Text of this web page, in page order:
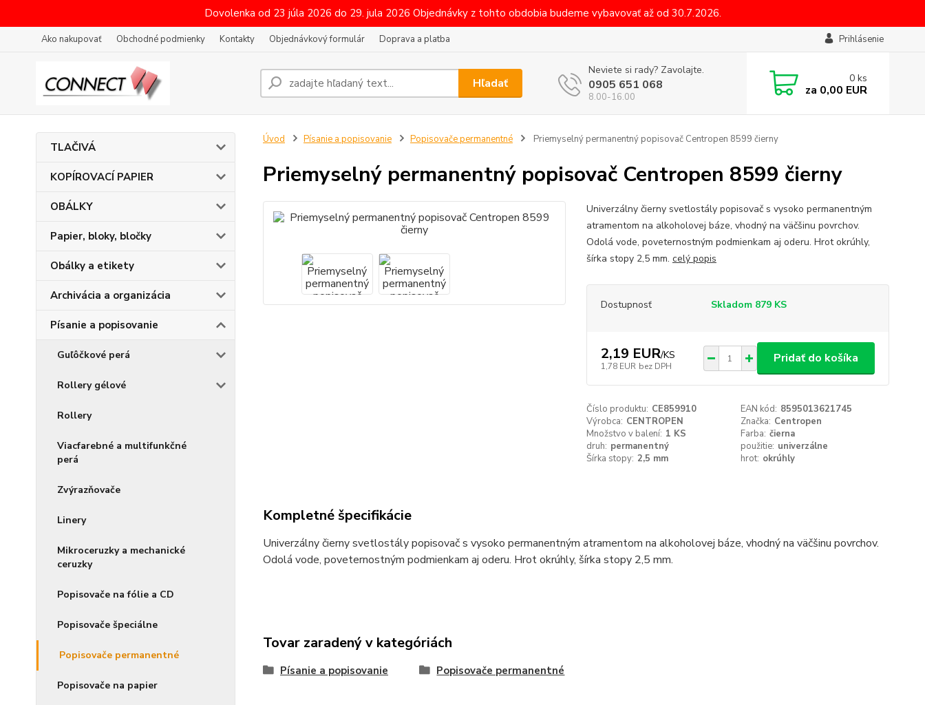
Dovolenka od 23 júla 2026 do 29. jula 2026 Objednávky z tohto obdobia budeme vybavovať až od 30.7.2026.
Ako nakupovať Obchodné podmienky Kontakty Objednávkový formulár Doprava a platba Prihlásenie
Hľadať
Neviete si rady? Zavolajte.
0905 651 068
8.00-16.00
0 ks
za 0,00 EUR
TLAČIVÁ
KOPÍROVACÍ PAPIER
OBÁLKY
Papier, bloky, bločky
Obálky a etikety
Archivácia a organizácia
Písanie a popisovanie
Guľôčkové perá
Rollery gélové
Rollery
Viacfarebné a multifunkčné
perá
Zvýrazňovače
Linery
Mikroceruzky a mechanické
ceruzky
Popisovače na fólie a CD
Popisovače špeciálne
Popisovače permanentné
Popisovače na papier
Úvod Písanie a popisovanie Popisovače permanentné Priemyselný permanentný popisovač Centropen 8599 čierny
Priemyselný permanentný popisovač Centropen 8599 čierny
Univerzálny čierny svetlostály popisovač s vysoko permanentným
atramentom na alkoholovej báze, vhodný na väčšinu povrchov.
Odolá vode, poveternostným podmienkam aj oderu. Hrot okrúhly,
šírka stopy 2,5 mm. celý popis
Dostupnosť Skladom 879 KS
2,19 EUR/KS
1,78 EUR bez DPH
Pridať do košíka
Číslo produktu: CE859910 EAN kód: 8595013621745
Výrobca: CENTROPEN Značka: Centropen
Množstvo v balení: 1 KS Farba: čierna
druh: permanentný použitie: univerzálne
Šírka stopy: 2,5 mm hrot: okrúhly
Kompletné špecifikácie
Univerzálny čierny svetlostály popisovač s vysoko permanentným atramentom na alkoholovej báze, vhodný na väčšinu povrchov.
Odolá vode, poveternostným podmienkam aj oderu. Hrot okrúhly, šírka stopy 2,5 mm.
Tovar zaradený v kategóriách
Písanie a popisovanie Popisovače permanentné